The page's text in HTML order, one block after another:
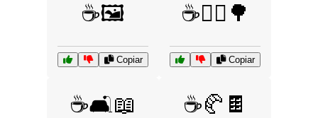
☕🖼️
Copiar
☕🚶‍♂️🌳
Copiar
☕🛋️📖 ☕🥐🍫